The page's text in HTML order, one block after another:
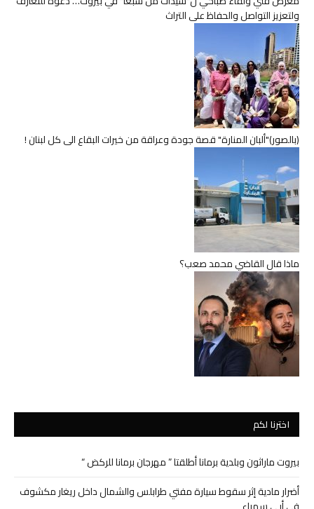
ولتعزيز التواصل والحفاظ على التراث
(بالصور)"ألبان المنارة" قصة جودة وعراقة من خيرات البقاع الى كل لبنان !
ماذا قال القاضي محمد صعب؟
اخترنا لكم
بيروت ماراثون وبلدية برمانا أطلقتا ” مهرجان برمانا للركض “
أضرار مادية إثر سقوط سيارة مفتي طرابلس والشمال داخل ريغار مكشوف